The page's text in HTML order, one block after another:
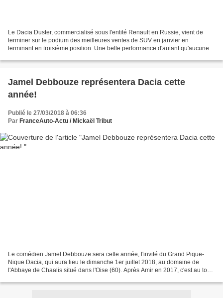
Le Dacia Duster, commercialisé sous l'entité Renault en Russie, vient de
terminer sur le podium des meilleures ventes de SUV en janvier en
terminant en troisième position. Une belle performance d'autant qu'aucune
Jamel Debbouze représentera Dacia cette
année!
Publié le 27/03/2018 à 06:36
Par FranceAuto-Actu / Mickaël Tribut
Le comédien Jamel Debbouze sera cette année, l'invité du Grand Pique-
Nique Dacia, qui aura lieu le dimanche 1er juillet 2018, au domaine de
l'Abbaye de Chaalis situé dans l'Oise (60). Après Amir en 2017, c'est au tour